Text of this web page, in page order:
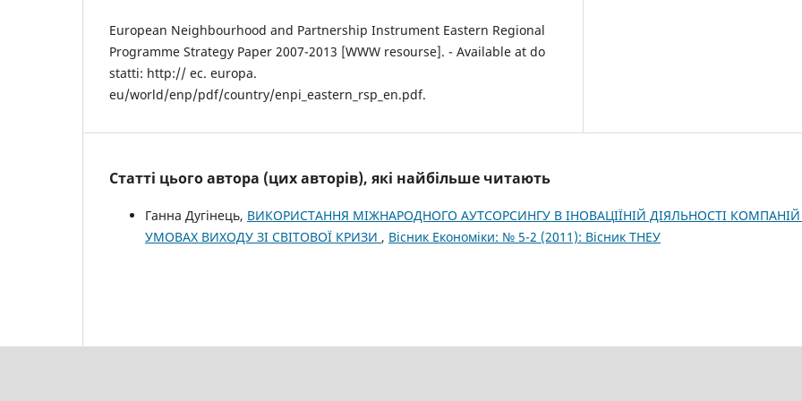
European Neighbourhood and Partnership Instrument Eastern Regional
Programme Strategy Paper 2007-2013 [WWW resourse]. - Available at do
statti: http:// ec. europa.
eu/world/enp/pdf/country/enpi_eastern_rsp_en.pdf.
Статті цього автора (цих авторів), які найбільше читають
Ганна Дугінець, ВИКОРИСТАННЯ МІЖНАРОДНОГО АУТСОРСИНГУ В ІНОВАЦІЇНІЙ ДІЯЛЬНОСТІ
УМОВАХ ВИХОДУ ЗІ СВІТОВОЇ КРИЗИ , Вісник Економіки: № 5-2 (2011): Вісник ТНЕУ